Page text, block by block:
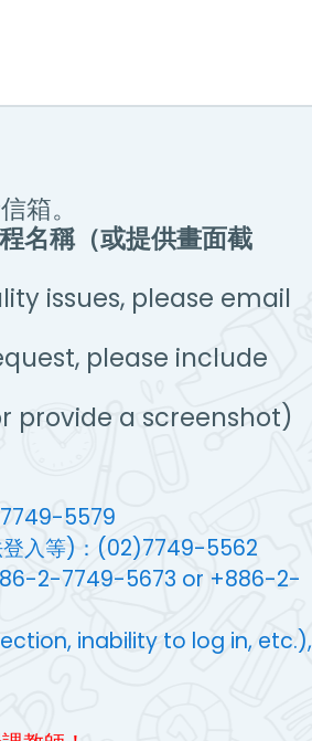
箱。
名稱（或提供畫面截
issues, please email
please include
provide a screenshot)
5579
登入等)：(02)7749-5562
2-7749-5673 or +886-2-
inability to log in, etc.),